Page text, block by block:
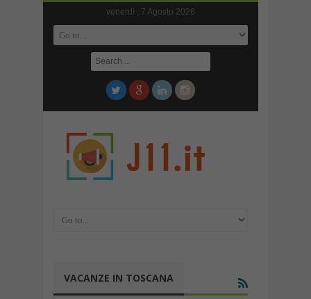
venerdì , 7 Agosto 2026
VACANZE IN TOSCANA